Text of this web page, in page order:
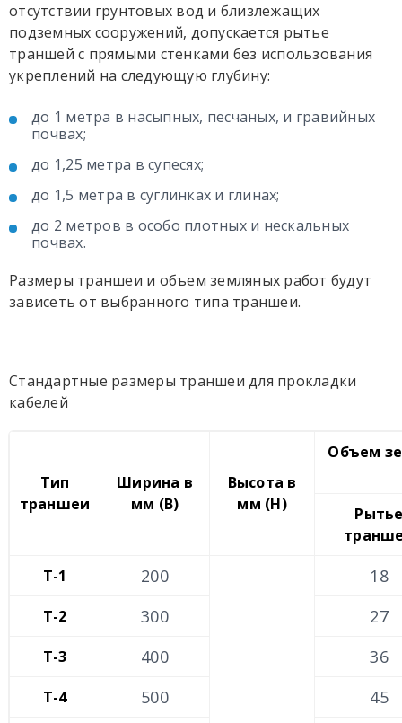
отсутствии грунтовых вод и близлежащих
подземных сооружений, допускается рытье
траншей с прямыми стенками без использования
укреплений на следующую глубину:
до 1 метра в насыпных, песчаных, и гравийных
почвах;
до 1,25 метра в супесях;
до 1,5 метра в суглинках и глинах;
до 2 метров в особо плотных и нескальных
почвах.
Размеры траншеи и объем земляных работ будут
зависеть от выбранного типа траншеи.
Стандартные размеры траншеи для прокладки
кабелей
Тип
траншеи
Ширина в
мм (В)
Высота в
мм (Н)
Объем
Т-1 200 18
Т-2 300 27
Т-3 400 36
Т-4 500 45